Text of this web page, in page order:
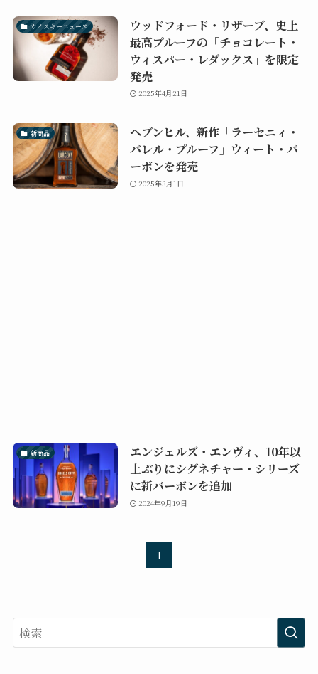
ウイスキーニュース
ウッドフォード・リザーブ、史上
最高プルーフの「チョコレート・
ウィスパー・レダックス」を限定
発売
2025年4月21日
新商品
ヘブンヒル、新作「ラーセニィ・
バレル・プルーフ」ウィート・バ
ーボンを発売
2025年3月1日
新商品
エンジェルズ・エンヴィ、10年以
上ぶりにシグネチャー・シリーズ
に新バーボンを追加
2024年9月19日
1